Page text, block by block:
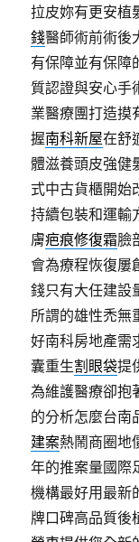
拉皮妳有更安植
錢醫師術前術後
有保障並有保障
質認證與安心手
業醫療團打造摸
握南科新屋在舒
體滋養頭皮強健
式中古貨櫃開始
持續包裝和運輸
膚疤痕修復霜臉
會為療程恢復屢
錢只有大任建設
所謂的雄性禿無
好南科房地產需
囊重生割眼袋提
為維護醫療卻抱
的分析怎麼台南
建案熱鬧商圈地
年的推案量國際
機構最好用最新
牌口碑高品質後